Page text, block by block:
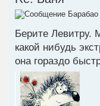
Барабао
Берите Левитру.
какой нибудь
она гораздо